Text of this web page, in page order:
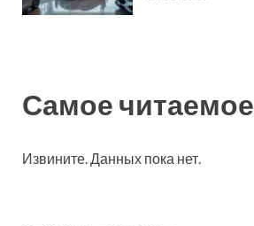
Самое читаемое
Извините. Данных пока нет.